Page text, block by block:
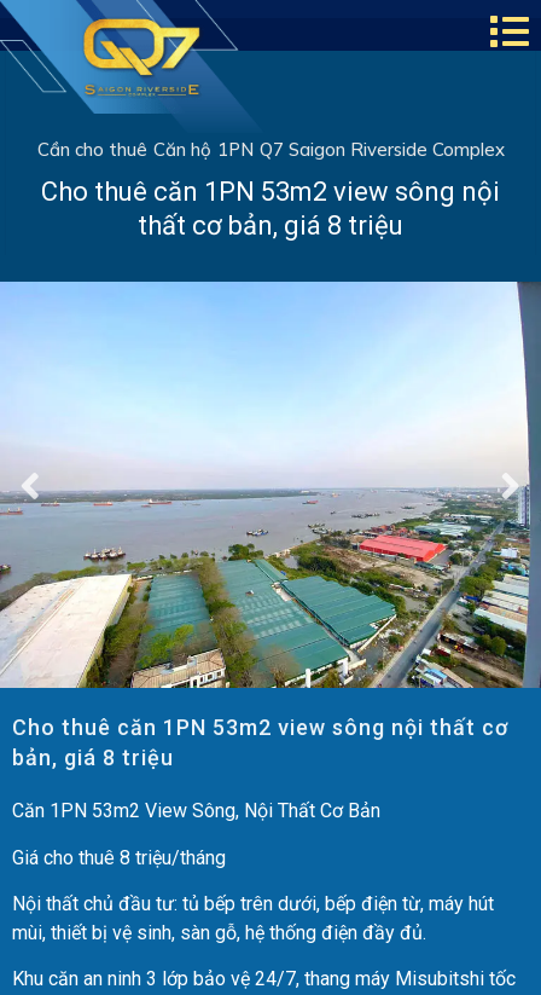
Cần cho thuê Căn hộ 1PN Q7 Saigon Riverside Complex
Cho thuê căn 1PN 53m2 view sông nội
thất cơ bản, giá 8 triệu
Cho thuê căn 1PN 53m2 view sông nội thất cơ
bản, giá 8 triệu
Căn 1PN 53m2 View Sông, Nội Thất Cơ Bản
Giá cho thuê 8 triệu/tháng
Nội thất chủ đầu tư: tủ bếp trên dưới, bếp điện từ, máy hút
mùi, thiết bị vệ sinh, sàn gỗ, hệ thống điện đầy đủ.
Khu căn an ninh 3 lớp bảo vệ 24/7, thang máy Misubitshi tốc